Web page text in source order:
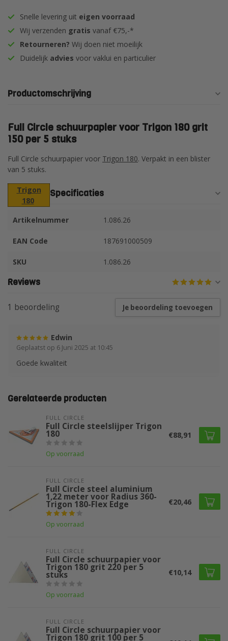
Snelle levering uit eigen voorraad
Wij verzenden gratis vanaf €75,-*
Retourneren? Wij doen niet moeilijk
Duidelijk advies voor vaklui en particulier
Productomschrijving
Full Circle schuurpapier voor Trigon 180 grit
150 per 5 stuks
Full Circle schuurpapier voor Trigon 180. Verpakt in een blister
van 5 stuks.
Trigon
180
Specificaties
Artikelnummer 1.086.26
EAN Code 187691000509
SKU 1.086.26
Reviews
1 beoordeling Je beoordeling toevoegen
Edwin
Geplaatst op 6 Juni 2025 at 10:45
Goede kwaliteit
Gerelateerde producten
FULL CIRCLE
Full Circle steelslijper Trigon
180
Op voorraad
€88,91
FULL CIRCLE
Full Circle steel aluminium
1,22 meter voor Radius 360-
Trigon 180-Flex Edge
Op voorraad
€20,46
FULL CIRCLE
Full Circle schuurpapier voor
Trigon 180 grit 220 per 5
stuks
Op voorraad
€10,14
FULL CIRCLE
Full Circle schuurpapier voor
Trigon 180 grit 100 per 5